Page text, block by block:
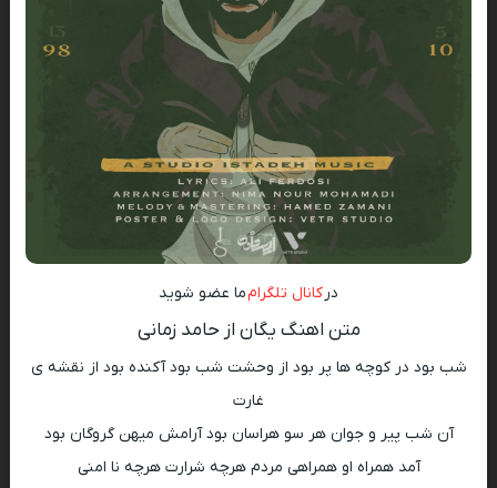
در کانال تلگرامما عضو شوید
متن اهنگ یگان از حامد زمانی
شب بود در کوچه ها پر بود از وحشت شب بود آکنده بود از نقشه ی
غارت
آن شب پیر و جوان هر سو هراسان بود آرامش میهن گروگان بود
آمد همراه او همراهی مردم هرچه شرارت هرچه نا امنی